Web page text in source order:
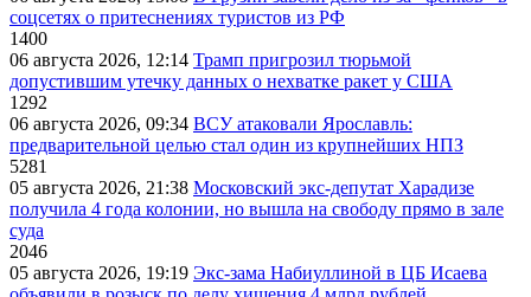
соцсетях о притеснениях туристов из РФ
1400
06 августа 2026, 12:14 Трамп пригрозил тюрьмой
допустившим утечку данных о нехватке ракет у США
1292
06 августа 2026, 09:34 ВСУ атаковали Ярославль:
предварительной целью стал один из крупнейших НПЗ
5281
05 августа 2026, 21:38 Московский экс-депутат Харадизе
получила 4 года колонии, но вышла на свободу прямо в зале
суда
2046
05 августа 2026, 19:19 Экс-зама Набиуллиной в ЦБ Исаева